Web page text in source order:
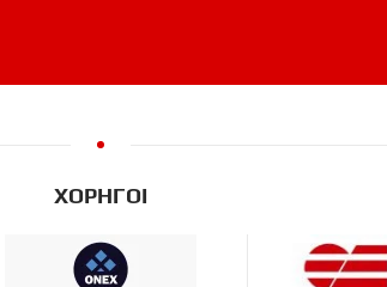
ΧΟΡΗΓΟΙ